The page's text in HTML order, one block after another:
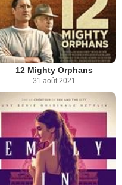
12 Mighty Orphans
31 août 2021